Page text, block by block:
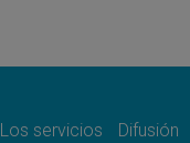
Los servicios
Difusión